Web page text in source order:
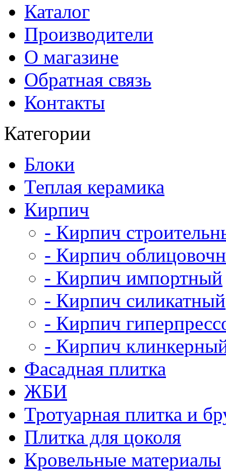
Каталог
Производители
О магазине
Обратная связь
Контакты
Категории
Блоки
Теплая керамика
Кирпич
- Кирпич
- Кирпич
- Кирпич импортный
- Кирпич силикатный
- Кирпич
- Кирпич
Фасадная плитка
ЖБИ
Тротуарная плитка и
Плитка для цоколя
Кровельные материалы